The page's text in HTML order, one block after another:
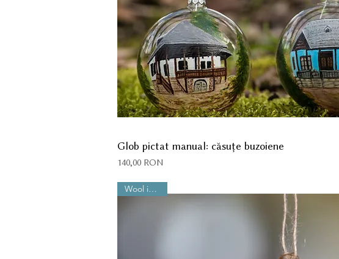
Glob pictat manual: căsuțe buzoiene
Preț
140,00 RON
Wool is Cool